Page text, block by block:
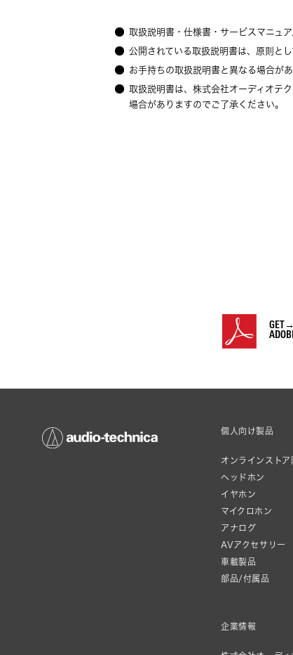
取扱説明書・仕様書・サービスマニュ
公開されている取扱説明書は、原則と
お手持ちの取扱説明書と異なる場合があ
取扱説明書は、株式会社オーディオテ
場合がありますのでご了承ください。
GET→
個人向け製品
オンラインストア
ヘッドホン
イヤホン
マイクロホン
アナログ
AVアクセサリー
車載製品
部品/付属品
企業情報